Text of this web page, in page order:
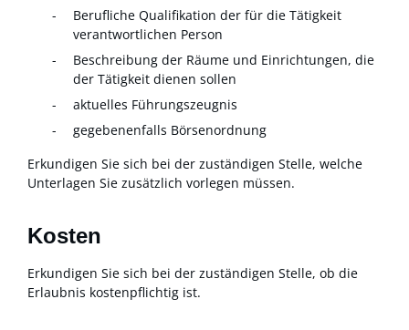
Berufliche Qualifikation der für die Tätigkeit
verantwortlichen Person
Beschreibung der Räume und Einrichtungen, die
der Tätigkeit dienen sollen
aktuelles Führungszeugnis
gegebenenfalls Börsenordnung
Erkundigen Sie sich bei der zuständigen Stelle, welche
Unterlagen Sie zusätzlich vorlegen müssen.
Kosten
Erkundigen Sie sich bei der zuständigen Stelle, ob die
Erlaubnis kostenpflichtig ist.